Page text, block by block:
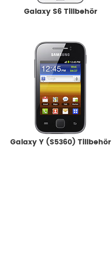
Galaxy S6 Tillbehör
Galaxy Y (S5360) Tillbehör